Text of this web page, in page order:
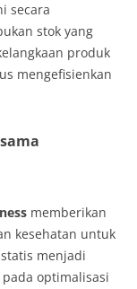
secara
stok yang
produk
mengefisienkan
memberikan
kesehatan untuk
menjadi
optimalisasi